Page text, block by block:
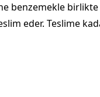
benzemekle
eder. Teslime